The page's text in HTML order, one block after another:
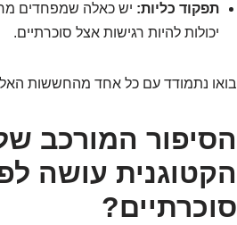
תפקוד כליות: יש כאלה שמפחדים
יכולות להיות רגישות אצל סוכרתיים.
בואו נתמודד עם כל אחד מהחששות
הסיפור המורכב
הקטוגנית עושה
סוכרתיים?